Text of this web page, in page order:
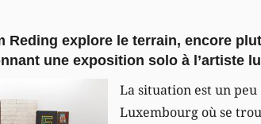
Reding explore le terrain, encore
une exposition solo à l’artiste
La situation est un
Luxembourg où se